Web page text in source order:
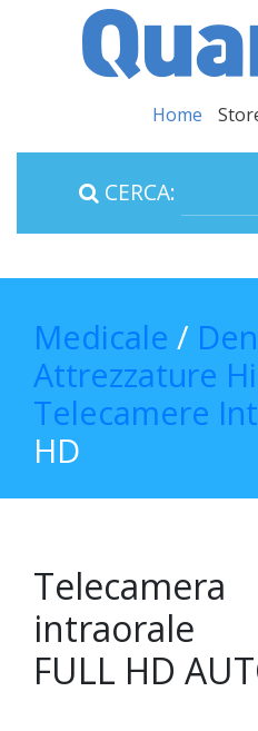
Home
CERCA:
Medicale /
Attrezzature
Telecamere
HD
Telecamera
intraorale
FULL HD